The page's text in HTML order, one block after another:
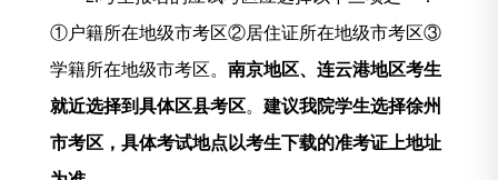
①户籍所在地级市考区②居住证所在地级市考区③
学籍所在地级市考区。 南京地区、连云港地区考生
就近选择到具体区县考区。 建议我院学生选择徐州
市考区，具体考试地点以考生下载的准考证上地址